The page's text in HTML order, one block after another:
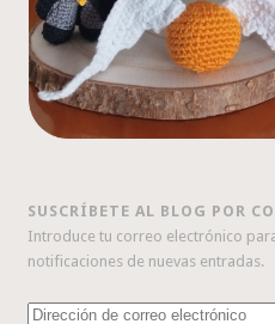
SUSCRÍBETE AL BLOG POR
Introduce tu correo electrónico
notificaciones de nuevas entradas.
Dirección